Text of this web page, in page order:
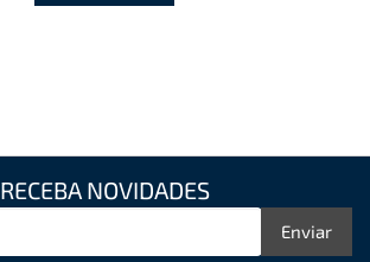
RECEBA NOVIDADES
Enviar